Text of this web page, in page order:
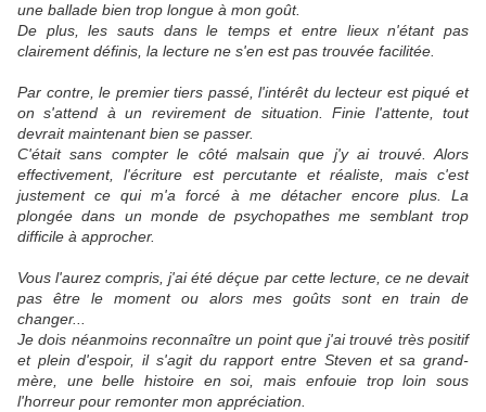
une ballade bien trop longue à mon goût.
De plus, les sauts dans le temps et entre lieux n'étant pas
clairement définis, la lecture ne s'en est pas trouvée facilitée.
Par contre, le premier tiers passé, l'intérêt du lecteur est piqué et
on s'attend à un revirement de situation. Finie l'attente, tout
devrait maintenant bien se passer.
C'était sans compter le côté malsain que j'y ai trouvé. Alors
effectivement, l'écriture est percutante et réaliste, mais c'est
justement ce qui m'a forcé à me détacher encore plus. La
plongée dans un monde de psychopathes me semblant trop
difficile à approcher.
Vous l'aurez compris, j'ai été déçue par cette lecture, ce ne devait
pas être le moment ou alors mes goûts sont en train de
changer...
Je dois néanmoins reconnaître un point que j'ai trouvé très positif
et plein d'espoir, il s'agit du rapport entre Steven et sa grand-
mère, une belle histoire en soi, mais enfouie trop loin sous
l'horreur pour remonter mon appréciation.